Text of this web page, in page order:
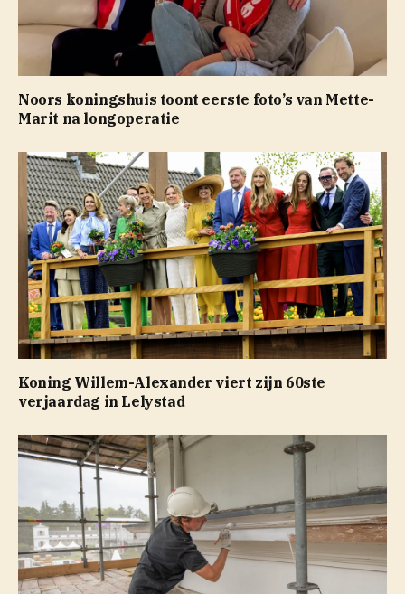
Noors koningshuis toont eerste foto’s van Mette-
Marit na longoperatie
Koning Willem-Alexander viert zijn 60ste
verjaardag in Lelystad